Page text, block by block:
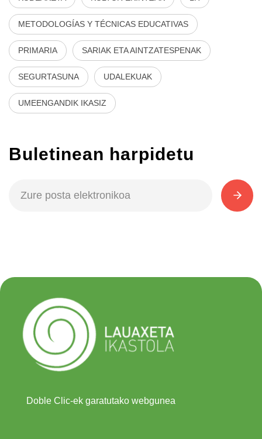
METODOLOGÍAS Y TÉCNICAS EDUCATIVAS
PRIMARIA SARIAK ETA AINTZATESPENAK
SEGURTASUNA UDALEKUAK
UMEENGANDIK IKASIZ
Buletinean harpidetu
Doble Clic-ek garatutako webgunea